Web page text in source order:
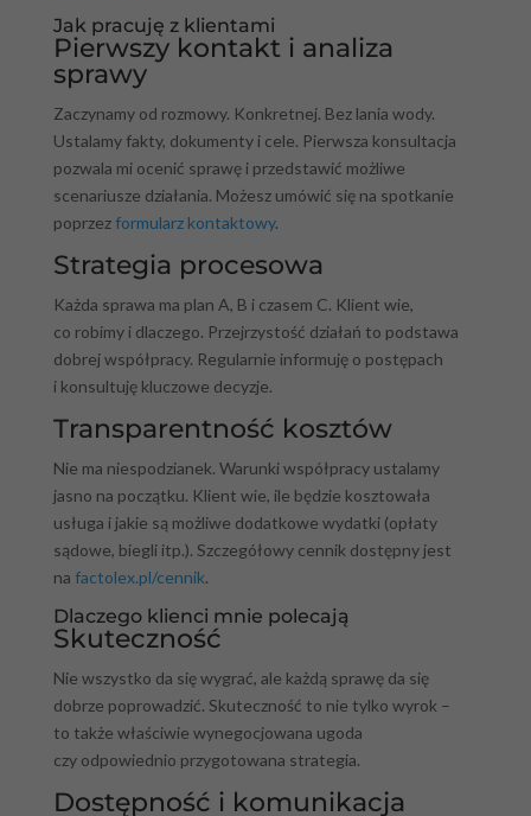
Jak pracuję z klientami
Pierwszy kontakt i analiza
sprawy
Zaczynamy od rozmowy. Konkretnej. Bez lania wody.
Ustalamy fakty, dokumenty i cele. Pierwsza konsultacja
pozwala mi ocenić sprawę i przedstawić możliwe
scenariusze działania. Możesz umówić się na spotkanie
poprzez formularz kontaktowy.
Strategia procesowa
Każda sprawa ma plan A, B i czasem C. Klient wie,
co robimy i dlaczego. Przejrzystość działań to podstawa
dobrej współpracy. Regularnie informuję o postępach
i konsultuję kluczowe decyzje.
Transparentność kosztów
Nie ma niespodzianek. Warunki współpracy ustalamy
jasno na początku. Klient wie, ile będzie kosztowała
usługa i jakie są możliwe dodatkowe wydatki (opłaty
sądowe, biegli itp.). Szczegółowy cennik dostępny jest
na factolex.pl/cennik.
Dlaczego klienci mnie polecają
Skuteczność
Nie wszystko da się wygrać, ale każdą sprawę da się
dobrze poprowadzić. Skuteczność to nie tylko wyrok –
to także właściwie wynegocjowana ugoda
czy odpowiednio przygotowana strategia.
Dostępność i komunikacja